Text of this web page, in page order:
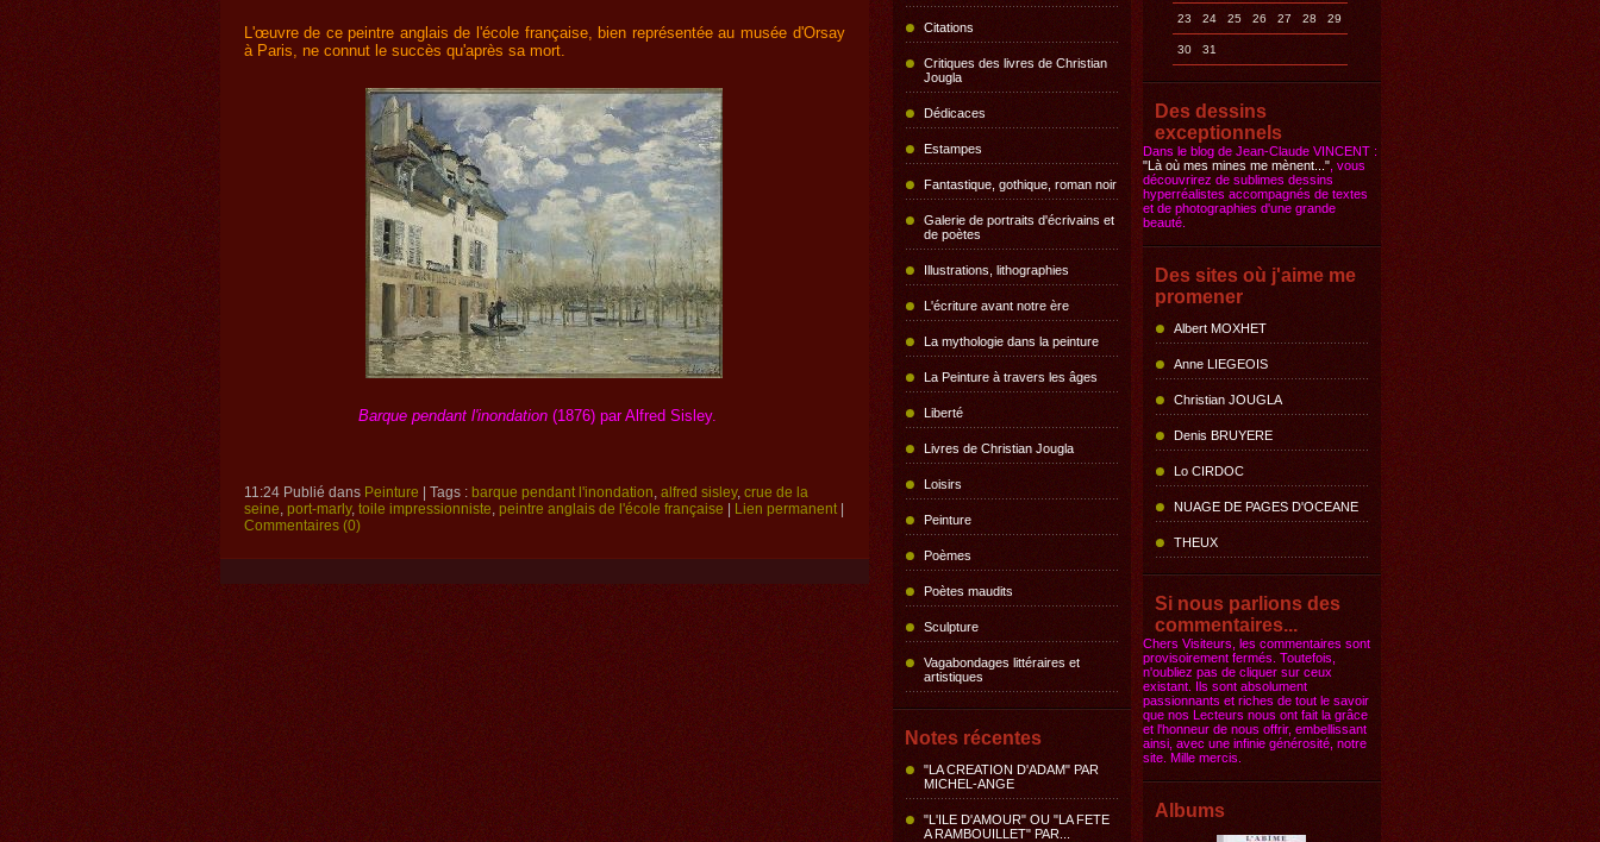
23 24 25 26 27 28 29
30 31
Des dessins
exceptionnels
Dans le blog de Jean-Claude VINCENT :
"Là où mes mines me mènent...", vous
découvrirez de sublimes dessins
hyperréalistes accompagnés de textes
et de photographies d'une grande
beauté.
Des sites où j'aime me
promener
Albert MOXHET
Anne LIEGEOIS
Christian JOUGLA
Denis BRUYERE
Lo CIRDOC
NUAGE DE PAGES D'OCEANE
THEUX
Si nous parlions des
commentaires...
Chers Visiteurs, les commentaires sont
provisoirement fermés. Toutefois,
n'oubliez pas de cliquer sur ceux
existant. Ils sont absolument
passionnants et riches de tout le savoir
que nos Lecteurs nous ont fait la grâce
et l'honneur de nous offrir, embellissant
ainsi, avec une infinie générosité, notre
site. Mille mercis.
Albums
Citations
Critiques des livres de Christian
Jougla
Dédicaces
Estampes
Fantastique, gothique, roman noir
Galerie de portraits d'écrivains et
de poètes
Illustrations, lithographies
L'écriture avant notre ère
La mythologie dans la peinture
La Peinture à travers les âges
Liberté
Livres de Christian Jougla
Loisirs
Peinture
Poèmes
Poètes maudits
Sculpture
Vagabondages littéraires et
artistiques
Notes récentes
"LA CREATION D'ADAM" PAR
MICHEL-ANGE
"L'ILE D'AMOUR" OU "LA FETE
A RAMBOUILLET" PAR...
L'œuvre de ce peintre anglais de l'école française, bien représentée au musée d'Orsay
à Paris, ne connut le succès qu'après sa mort.
Barque pendant l'inondation(1876) par Alfred Sisley.
11:24 Publié dans Peinture | Tags : barque pendant l'inondation, alfred sisley, crue de la
seine, port-marly, toile impressionniste, peintre anglais de l'école française Lien permanent|
Commentaires (0)